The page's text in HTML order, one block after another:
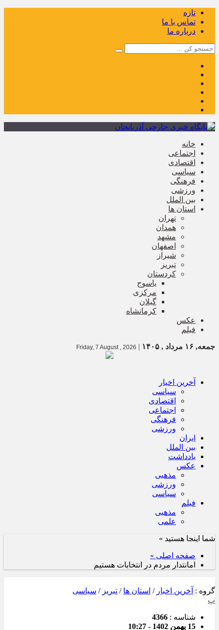
تازه
تماس با ما
درباره ما
خانه
اجتماعی
اقتصادی
سیاسی
فرهنگی
ورزشی
بین الملل
استان ها
تهران
همدان
مشهد
اصفهان
شیراز
تبریز
کردستان
یاسوج
مرکزی
گیلان
کرمانشاه
عکس
فیلم
جمعه, ۱۶ مرداد , ۱۴۰۵ |
Friday, 7 August , 2026
آخرین اخبار
سیاسی
اقتصادی
اجتماعی
فرهنگی
ورزشی
ایران
بین الملل
یادداشت
عکس
مذهبی
ورزشی
سیاسی
فیلم
مذهبی
علمی
شما اینجا هستید »
صفحه اصلی »
امانتدار مردم در انتخابات هستیم
گروه : آخرین اخبار / استان ها / تبریز / سیاسی
پ
شناسه : 4366
15 بهمن 1402 - 10:27